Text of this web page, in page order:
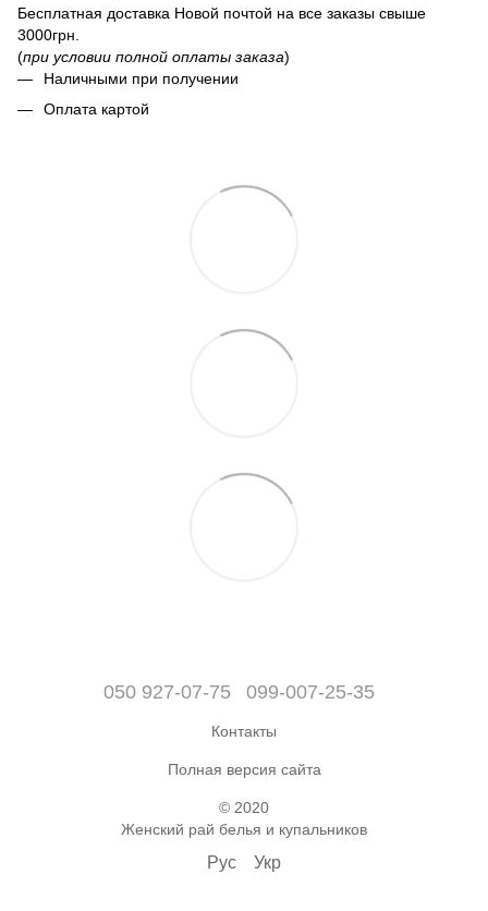
Бесплатная доставка Новой почтой на все заказы свыше
3000грн.
(при условии полной оплаты заказа)
Наличными при получении
Оплата картой
050 927-07-75 099-007-25-35
Контакты
Полная версия сайта
© 2020
Женский рай белья и купальников
Рус Укр